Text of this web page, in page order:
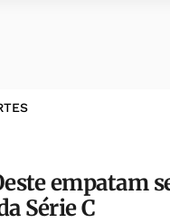
empatam
Série C